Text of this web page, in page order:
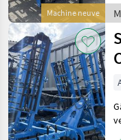
Combines De
Preparation
De Sol
Sonstige
CHOISIR
UNE
CATÉGORIE
Sonstige
Machine neuve
/